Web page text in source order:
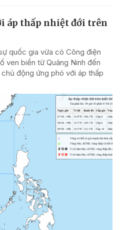
áp thấp nhiệt đới trên
quốc gia vừa có Công điện
ven biển từ Quảng Ninh đến
động ứng phó với áp thấp